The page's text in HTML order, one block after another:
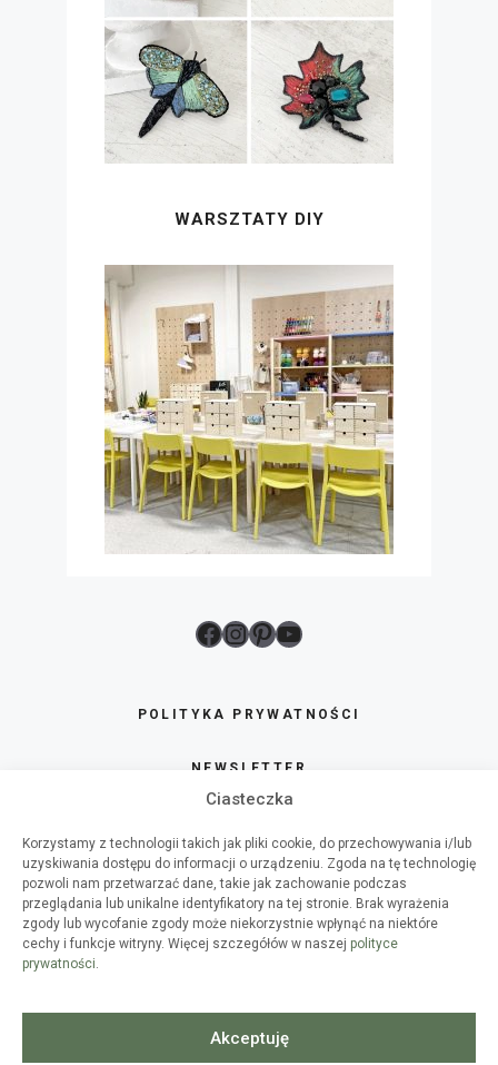
Ciasteczka
Korzystamy z technologii takich jak pliki cookie, do przechowywania i/lub
uzyskiwania dostępu do informacji o urządzeniu. Zgoda na tę technologię
pozwoli nam przetwarzać dane, takie jak zachowanie podczas
przeglądania lub unikalne identyfikatory na tej stronie. Brak wyrażenia
zgody lub wycofanie zgody może niekorzystnie wpłynąć na niektóre
cechy i funkcje witryny. Więcej szczegółów w naszej polityce
prywatności.
Akceptuję
WARSZTATY DIY
Facebook
Instagram
Pinterest
YouTube
POLITYKA PRYWATNOŚCI
NEWSLETTER
O HAART
WSPÓŁPRACA
SPIS TREŚCI